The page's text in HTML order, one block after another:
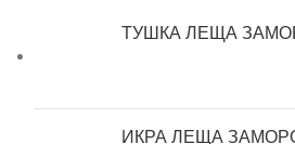
ТУШКА ЛЕЩА
ИКРА ЛЕЩА